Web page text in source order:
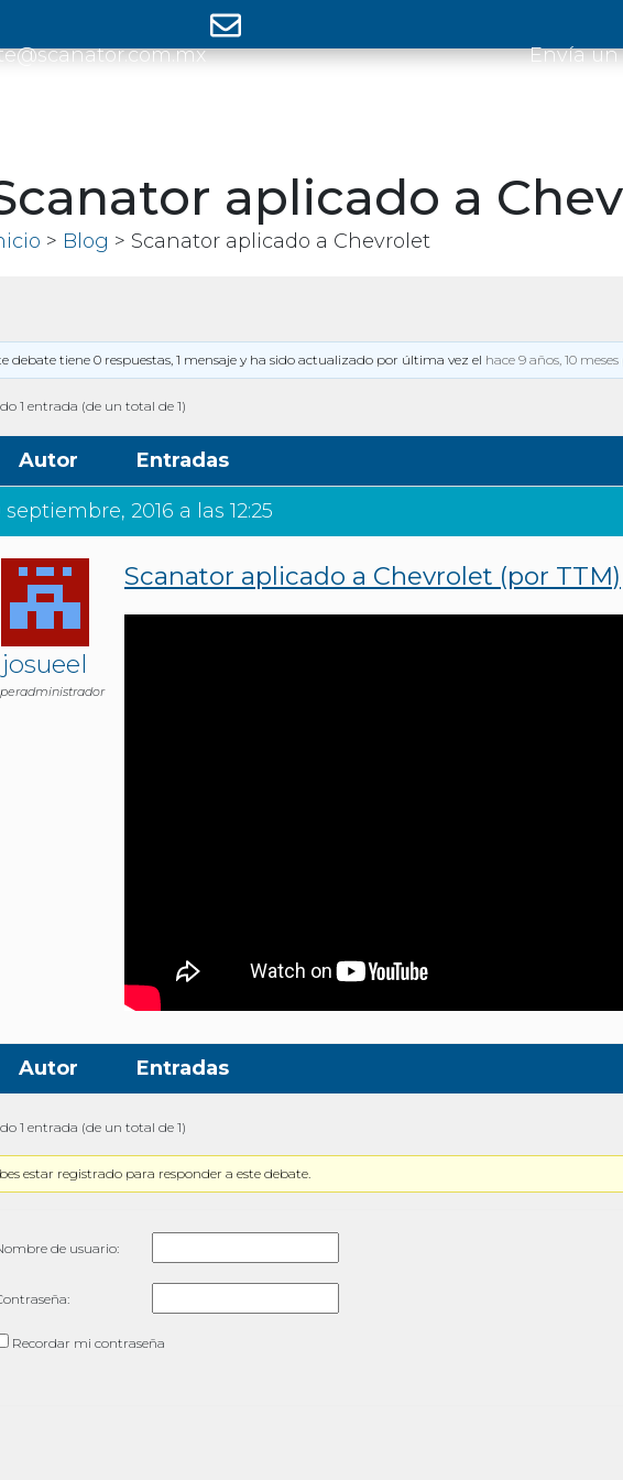
Envía un
aplicado a
> Blog > Scanator aplicado a Chevrolet
debate tiene 0 respuestas, 1 mensaje y ha sido actualizado por última vez el hace 9 años, 10 meses
1 entrada (de un total de 1)
Autor Entradas
septiembre, 2016 a las 12:25
josueel
Scanator aplicado a Chevrolet (por TTM)
Autor Entradas
1 entrada (de un total de 1)
estar registrado para responder a este debate.
de usuario:
Recordar mi contraseña